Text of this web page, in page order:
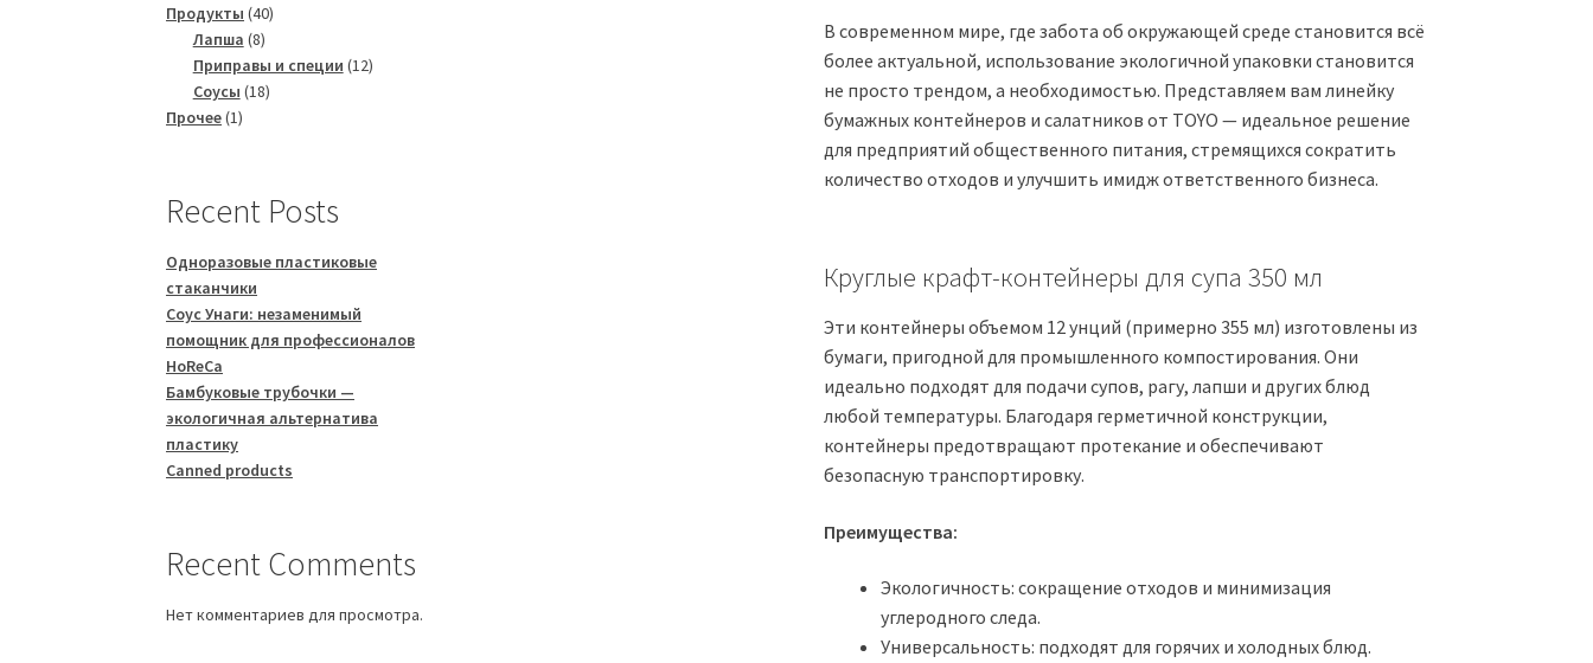
В современном мире, где забота об окружающей среде становится всё
более актуальной, использование экологичной упаковки становится
не просто трендом, а необходимостью. Представляем вам линейку
бумажных контейнеров и салатников от TOYO — идеальное решение
для предприятий общественного питания, стремящихся сократить
количество отходов и улучшить имидж ответственного бизнеса.
Круглые крафт-контейнеры для супа 350 мл
Эти контейнеры объемом 12 унций (примерно 355 мл) изготовлены из
бумаги, пригодной для промышленного компостирования. Они
идеально подходят для подачи супов, рагу, лапши и других блюд
любой температуры. Благодаря герметичной конструкции,
контейнеры предотвращают протекание и обеспечивают
безопасную транспортировку.
Преимущества:
Экологичность: сокращение отходов и минимизация
углеродного следа.
Универсальность: подходят для горячих и холодных блюд.
Продукты 4040
Лапша 88
товаров
Приправы и специи 1212
Соусы 1818
Прочее 11
Recent Posts
Одноразовые пластиковые
стаканчики
Соус Унаги: незаменимый
помощник для профессионалов
HoReCa
Бамбуковые трубочки —
экологичная альтернатива
пластику
Canned products
Recent Comments
Нет комментариев для просмотра.